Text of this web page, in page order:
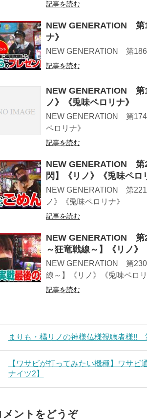
記事を読む
NEW GENERATION 第
ナ》
NEW GENERATION 第186
記事を読む
NEW GENERATION 第
ノ》《兎味ペロリナ》
NEW GENERATION 第174
ペロリナ》
記事を読む
NEW GENERATION 第
閃】《リノ》《兎味ペロ
NEW GENERATION 第221
ノ》《兎味ペロリナ》
記事を読む
NEW GENERATION 第
～狂竜戦線～】《リノ》
NEW GENERATION 第
線～】《リノ》《兎味ペロリ
記事を読む
まりも・橘リノの神様仏様視聴者様!!
【ワサビが打ってみたい機種】ワサ
ナイツ2】
メントをどうぞ